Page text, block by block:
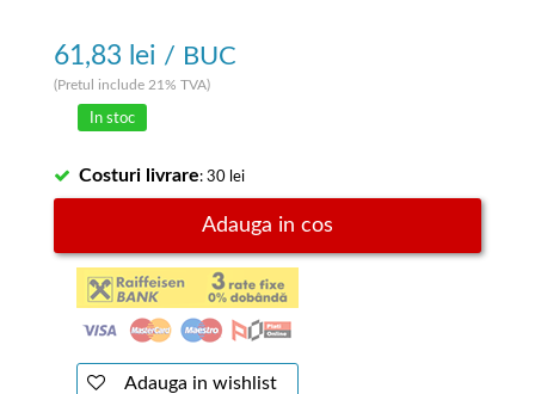
61,83 lei / BUC
(Pretul include 21% TVA)
In stoc
Costuri livrare: 30 lei
Adauga in cos
Adauga in wishlist